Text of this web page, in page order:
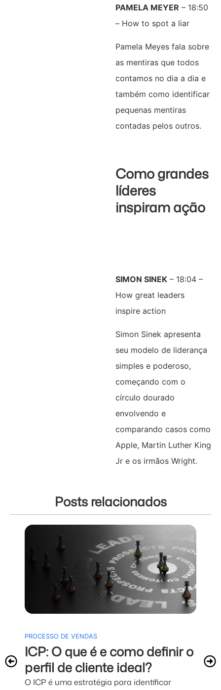
PAMELA MEYER – 18:50
– How to spot a liar
Pamela Meyes fala sobre
as mentiras que todos
contamos no dia a dia e
também como identificar
pequenas mentiras
contadas pelos outros.
Como grandes
líderes
inspiram ação
SIMON SINEK– 18:04 –
How great leaders
inspire action
Simon Sinek apresenta
seu modelo de liderança
simples e poderoso,
começando com o
círculo dourado
envolvendo e
comparando casos como
Apple, Martin Luther King
Jr e os irmãos Wright.
Posts relacionados
PROCESSO DE VENDAS
ICP: O que é e como definir o
perfil de cliente ideal?
O ICP é uma estratégia para identificar